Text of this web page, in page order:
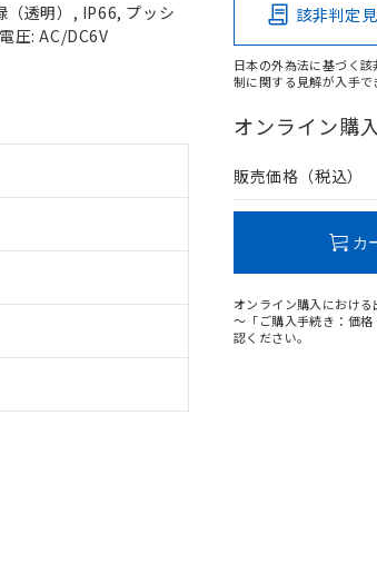
透明）, IP66, プッシ
圧: AC/DC6V
該非判定
日本の外為法に基づく
制に関する見解が入手で
オンライン購入
販売価格（税込）
カ
オンライン購入におけ
～「ご購入手続き：価
認ください。